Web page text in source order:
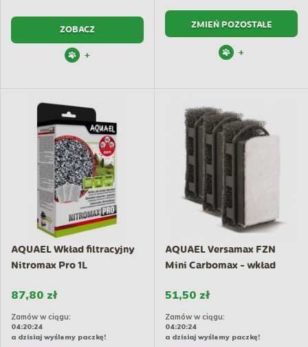
ZOBACZ
+
ZMIEŃ POZOSTAŁE
+
AQUAEL Wkład filtracyjny
Nitromax Pro 1L
87,80 zł
Zamów w ciągu:
04:20:23
a dzisiaj wyślemy paczkę!
AQUAEL Versamax FZN
Mini Carbomax - wkład
51,50 zł
Zamów w ciągu:
04:20:23
a dzisiaj wyślemy paczkę!